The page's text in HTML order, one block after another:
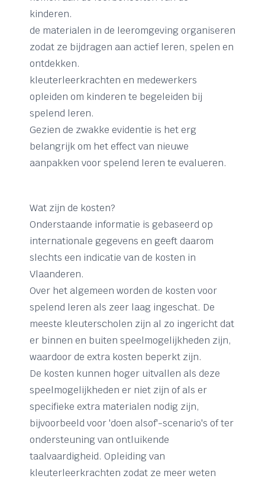
kinderen.
de materialen in de leeromgeving organiseren
zodat ze bijdragen aan actief leren, spelen en
ontdekken.
kleuterleerkrachten en medewerkers
opleiden om kinderen te begeleiden bij
spelend leren.
Gezien de zwakke evidentie is het erg
belangrijk om het effect van nieuwe
aanpakken voor spelend leren te evalueren.
Wat zijn de kosten?
Onderstaande informatie is gebaseerd op
internationale gegevens en geeft daarom
slechts een indicatie van de kosten in
Vlaanderen.
Over het algemeen worden de kosten voor
spelend leren als zeer laag ingeschat. De
meeste kleuterscholen zijn al zo ingericht dat
er binnen en buiten speelmogelijkheden zijn,
waardoor de extra kosten beperkt zijn.
De kosten kunnen hoger uitvallen als deze
speelmogelijkheden er niet zijn of als er
specifieke extra materialen nodig zijn,
bijvoorbeeld voor 'doen alsof'-scenario's of ter
ondersteuning van ontluikende
taalvaardigheid. Opleiding van
kleuterleerkrachten zodat ze meer weten